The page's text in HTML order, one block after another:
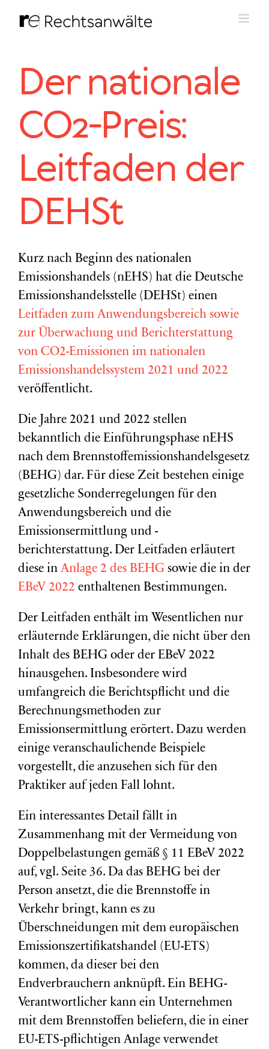
Inhalt
Der nationale
CO2-Preis:
Leitfaden der
DEHSt
Kurz nach Beginn des nationalen
Emissionshandels (nEHS) hat die Deutsche
Emissionshandelsstelle (DEHSt) einen
Leitfaden zum Anwendungsbereich sowie
zur Überwachung und Berichterstattung
von CO2-Emissionen im nationalen
Emissionshandelssystem 2021 und 2022
veröffentlicht.
Die Jahre 2021 und 2022 stellen
bekanntlich die Einführungsphase nEHS
nach dem Brennstoffemissionshandelsgesetz
(BEHG) dar. Für diese Zeit bestehen einige
gesetzliche Sonderregelungen für den
Anwendungsbereich und die
Emissionsermittlung und -
berichterstattung. Der Leitfaden erläutert
diese in Anlage 2 des BEHG sowie die in der
EBeV 2022 enthaltenen Bestimmungen.
Der Leitfaden enthält im Wesentlichen nur
erläuternde Erklärungen, die nicht über den
Inhalt des BEHG oder der EBeV 2022
hinausgehen. Insbesondere wird
umfangreich die Berichtspflicht und die
Berechnungsmethoden zur
Emissionsermittlung erörtert. Dazu werden
einige veranschaulichende Beispiele
vorgestellt, die anzusehen sich für den
Praktiker auf jeden Fall lohnt.
Ein interessantes Detail fällt in
Zusammenhang mit der Vermeidung von
Doppelbelastungen gemäß § 11 EBeV 2022
auf, vgl. Seite 36. Da das BEHG bei der
Person ansetzt, die die Brennstoffe in
Verkehr bringt, kann es zu
Überschneidungen mit dem europäischen
Emissionszertifikatshandel (EU-ETS)
kommen, da dieser bei den
Endverbrauchern anknüpft. Ein BEHG-
Verantwortlicher kann ein Unternehmen
mit dem Brennstoffen beliefern, die in einer
EU-ETS-pflichtigen Anlage verwendet